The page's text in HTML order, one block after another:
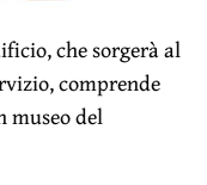
che sorgerà al
comprende
museo del